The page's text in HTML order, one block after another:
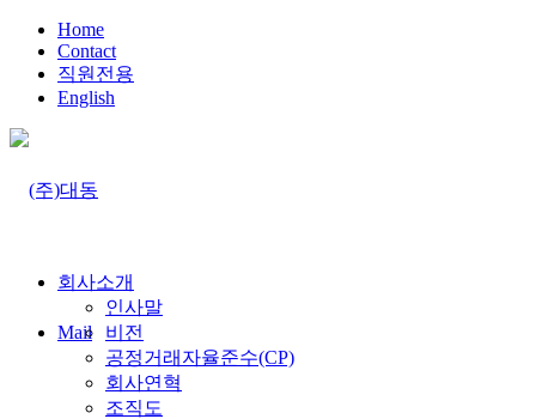
Home
Contact
직원전용
English
Mail
회사소개
인사말
비전
공정거래자율준수(CP)
회사연혁
조직도